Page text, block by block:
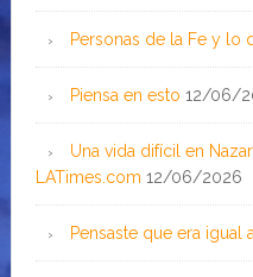
Personas de la Fe y lo
Piensa en esto 12/06/
Una vida difícil en
LATimes.com 12/06/2026
Pensaste que era igual